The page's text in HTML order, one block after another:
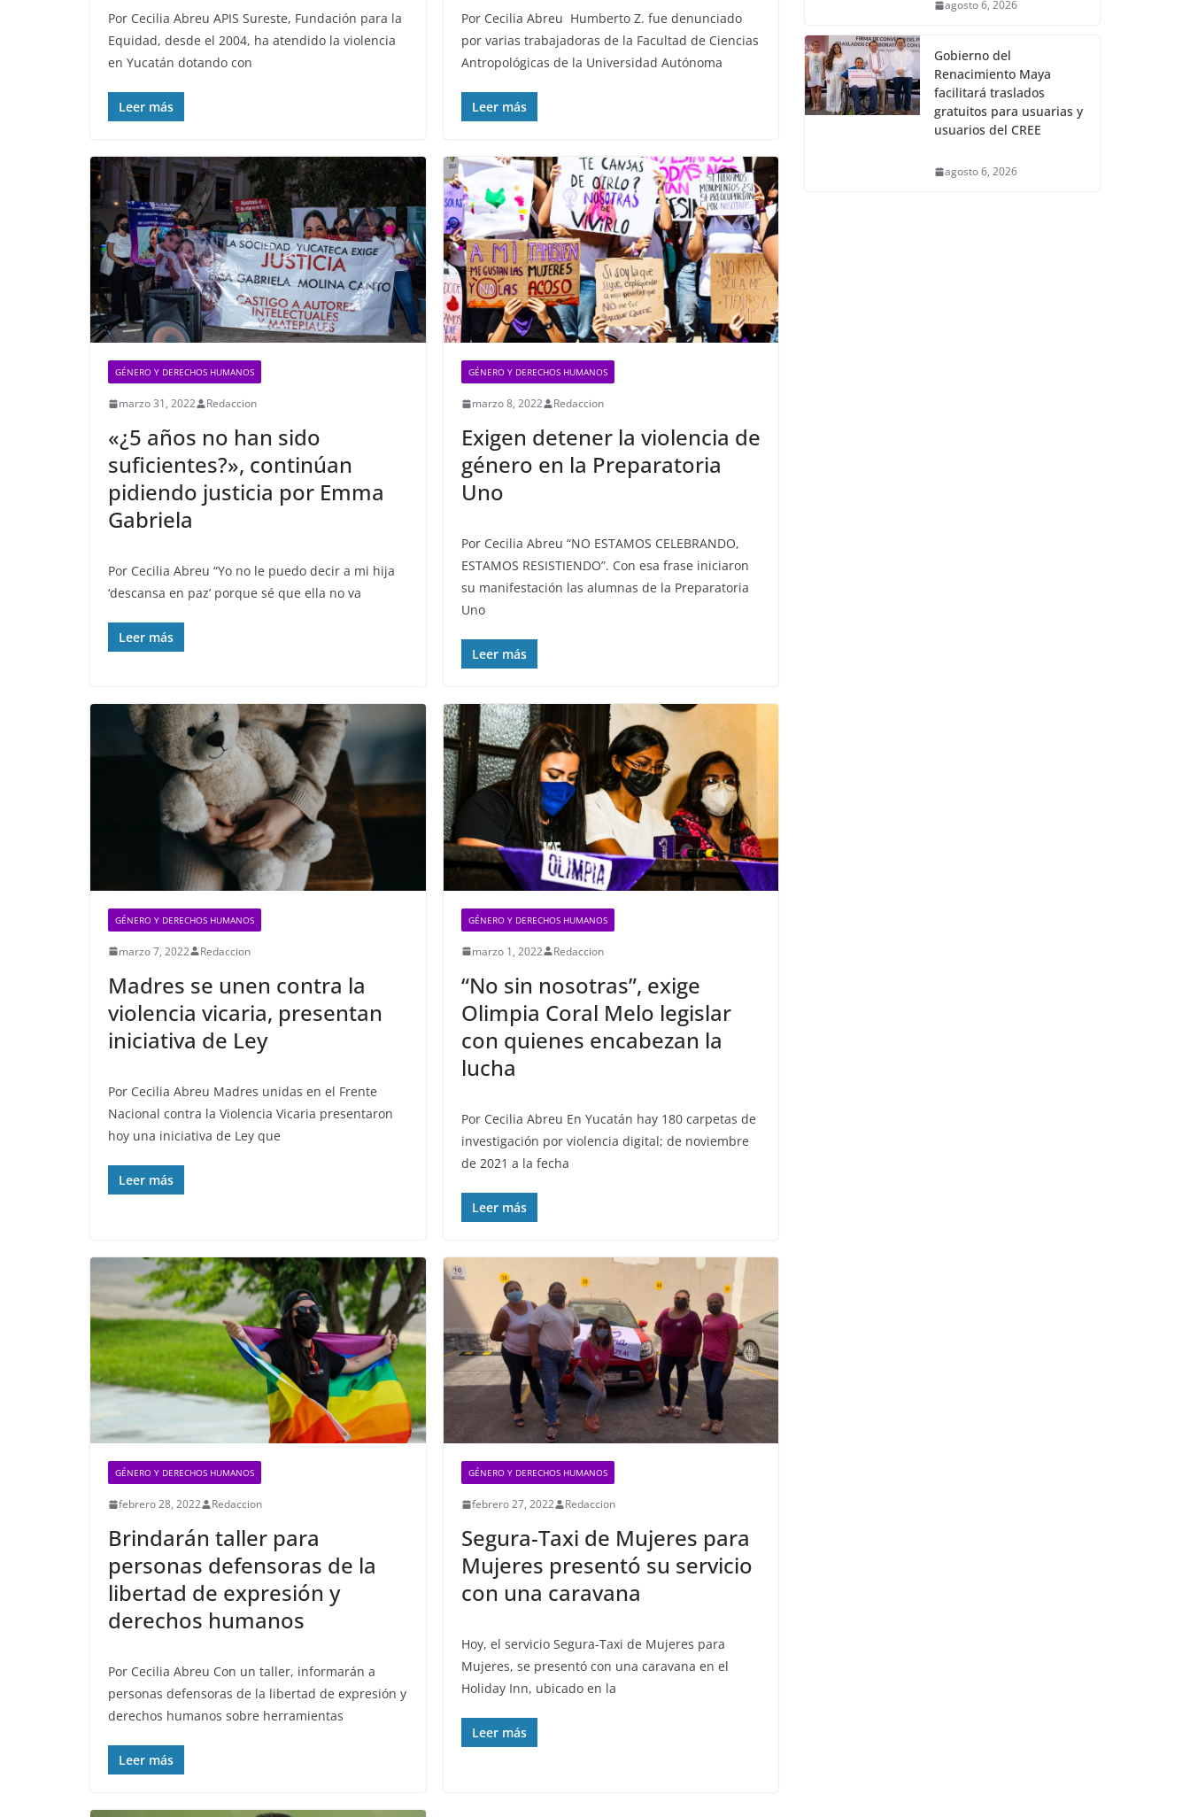
Por Cecilia Abreu APIS Sureste, Fundación para la
Equidad, desde el 2004, ha atendido la violencia
en Yucatán dotando con
Leer más
Por Cecilia Abreu Humberto Z. fue denunciado
por varias trabajadoras de la Facultad de Ciencias
Antropológicas de la Universidad Autónoma
Leer más
GÉNERO Y DERECHOS HUMANOS
marzo 31, 2022 Redaccion
«¿5 años no han sido
suficientes?», continúan
pidiendo justicia por Emma
Gabriela
Por Cecilia Abreu “Yo no le puedo decir a mi hija
‘descansa en paz’ porque sé que ella no va
Leer más
GÉNERO Y DERECHOS HUMANOS
marzo 8, 2022 Redaccion
Exigen detener la violencia de
género en la Preparatoria
Uno
Por Cecilia Abreu “NO ESTAMOS CELEBRANDO,
ESTAMOS RESISTIENDO”. Con esa frase iniciaron
su manifestación las alumnas de la Preparatoria
Uno
Leer más
GÉNERO Y DERECHOS HUMANOS
marzo 7, 2022 Redaccion
Madres se unen contra la
violencia vicaria, presentan
iniciativa de Ley
Por Cecilia Abreu Madres unidas en el Frente
Nacional contra la Violencia Vicaria presentaron
hoy una iniciativa de Ley que
Leer más
GÉNERO Y DERECHOS HUMANOS
marzo 1, 2022 Redaccion
“No sin nosotras”, exige
Olimpia Coral Melo legislar
con quienes encabezan la
lucha
Por Cecilia Abreu En Yucatán hay 180 carpetas de
investigación por violencia digital; de noviembre
de 2021 a la fecha
Leer más
GÉNERO Y DERECHOS HUMANOS
febrero 28, 2022 Redaccion
Brindarán taller para
personas defensoras de la
libertad de expresión y
derechos humanos
Por Cecilia Abreu Con un taller, informarán a
personas defensoras de la libertad de expresión y
derechos humanos sobre herramientas
Leer más
GÉNERO Y DERECHOS HUMANOS
febrero 27, 2022 Redaccion
Segura-Taxi de Mujeres para
Mujeres presentó su servicio
con una caravana
Hoy, el servicio Segura-Taxi de Mujeres para
Mujeres, se presentó con una caravana en el
Holiday Inn, ubicado en la
Leer más
agosto 6, 2026
Gobierno del
Renacimiento Maya
facilitará traslados
gratuitos para usuarias y
usuarios del CREE
agosto 6, 2026